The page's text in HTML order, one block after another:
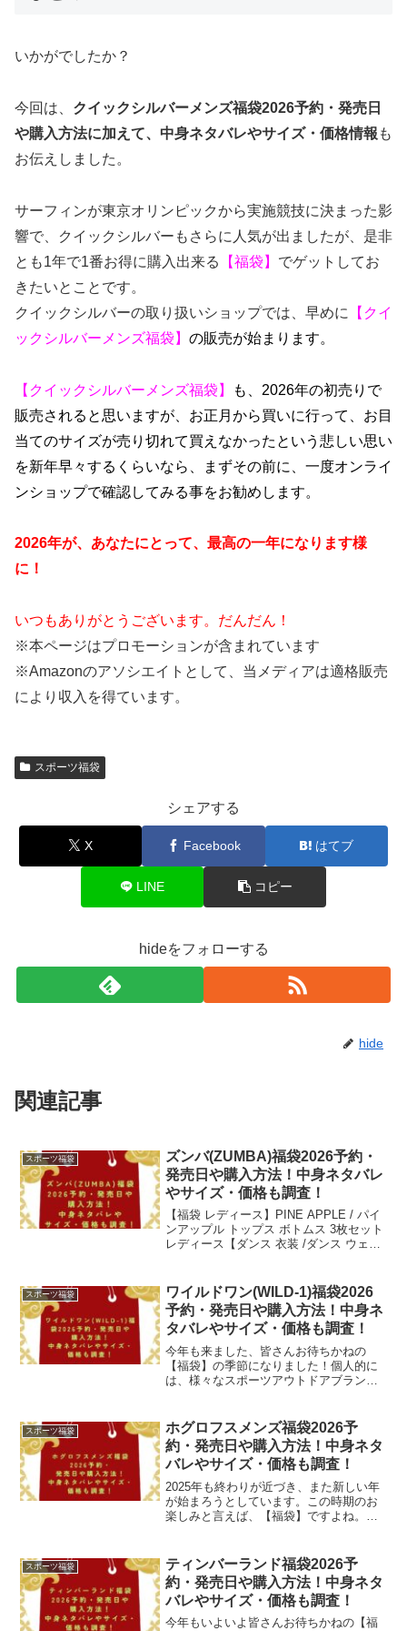
いかがでしたか？
今回は、 クイックシルバーメンズ福袋2026予約・発売日
や購入方法に加えて、中身ネタバレやサイズ・価格情報 も
お伝えしました。
サーフィンが東京オリンピックから実施競技に決まった影
響で、クイックシルバーもさらに人気が出ましたが、是非
とも1年で1番お得に購入出来る
【福袋】 でゲットしてお
きたいとことです。
クイックシルバーの取り扱いショップでは、早めに
【クイ
ックシルバーメンズ福袋】 の販売が始まります。
【クイックシルバーメンズ福袋】
も、2026年の初売りで
販売されると思いますが、お正月から買いに行って、お目
当てのサイズが売り切れて買えなかったという悲しい思い
を新年早々するくらいなら、まずその前に、一度オンライ
ンショップで確認してみる事をお勧めします。
2026年が、あなたにとって、最高の一年になります様
に！
いつもありがとうございます。だんだん！
※本ページはプロモーションが含まれています
※Amazonのアソシエイトとして、当メディアは適格販売
により収入を得ています。
スポーツ福袋
シェアする
X Facebook はてブ
LINE コピー
hideをフォローする
hide
関連記事
スポーツ福袋
ズンバ(ZUMBA)福袋2026予約・
発売日や購入方法！中身ネタバレ
やサイズ・価格も調査！
【福袋 レディース】PINE APPLE / パイ
ンアップル トップス ボトムス 3枚セット
レディース【ダンス 衣装 /ダンス ウェア/
ップホップ/変形...
スポーツ福袋
ワイルドワン(WILD-1)福袋2026
予約・発売日や購入方法！中身ネ
タバレやサイズ・価格も調査！
今年も来ました、皆さんお待ちかねの
【福袋】の季節になりました！個人的に
は、様々なスポーツアウトドアブランド
1)」もチェックしています。2020年には
「おうちキャン...
スポーツ福袋
ホグロフスメンズ福袋2026予
約・発売日や購入方法！中身ネタ
バレやサイズ・価格も調査！
2025年も終わりが近づき、また新しい年
が始まろうとしています。この時期のお
楽しみと言えば、【福袋】ですよね。ア
グロフス(Hoglofs)」と言えば、100年以上
の歴...
スポーツ福袋
ティンバーランド福袋2026予
約・発売日や購入方法！中身ネタ
バレやサイズ・価格も調査！
今年もいよいよ皆さんお待ちかねの【福